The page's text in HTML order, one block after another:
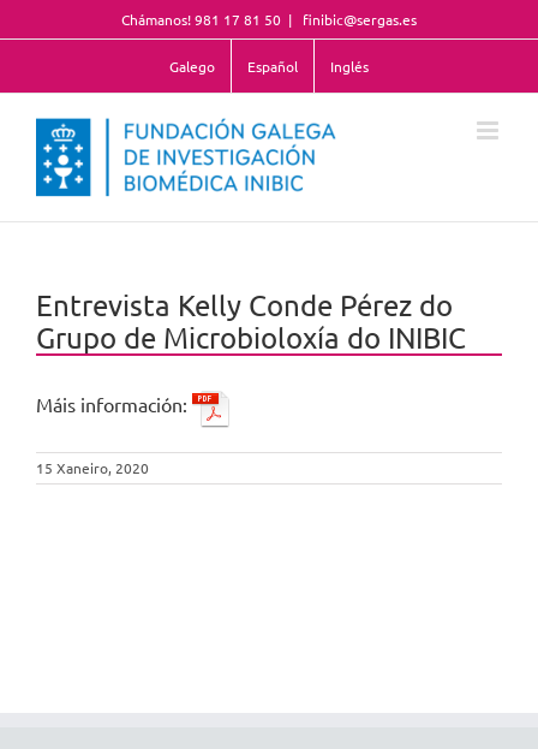
to
Chámanos! 981 17 81 50 | finibic@sergas.es
Galego Español Inglés
Entrevista Kelly Conde Pérez do
Grupo de Microbioloxía do INIBIC
Máis información:
15 Xaneiro, 2020